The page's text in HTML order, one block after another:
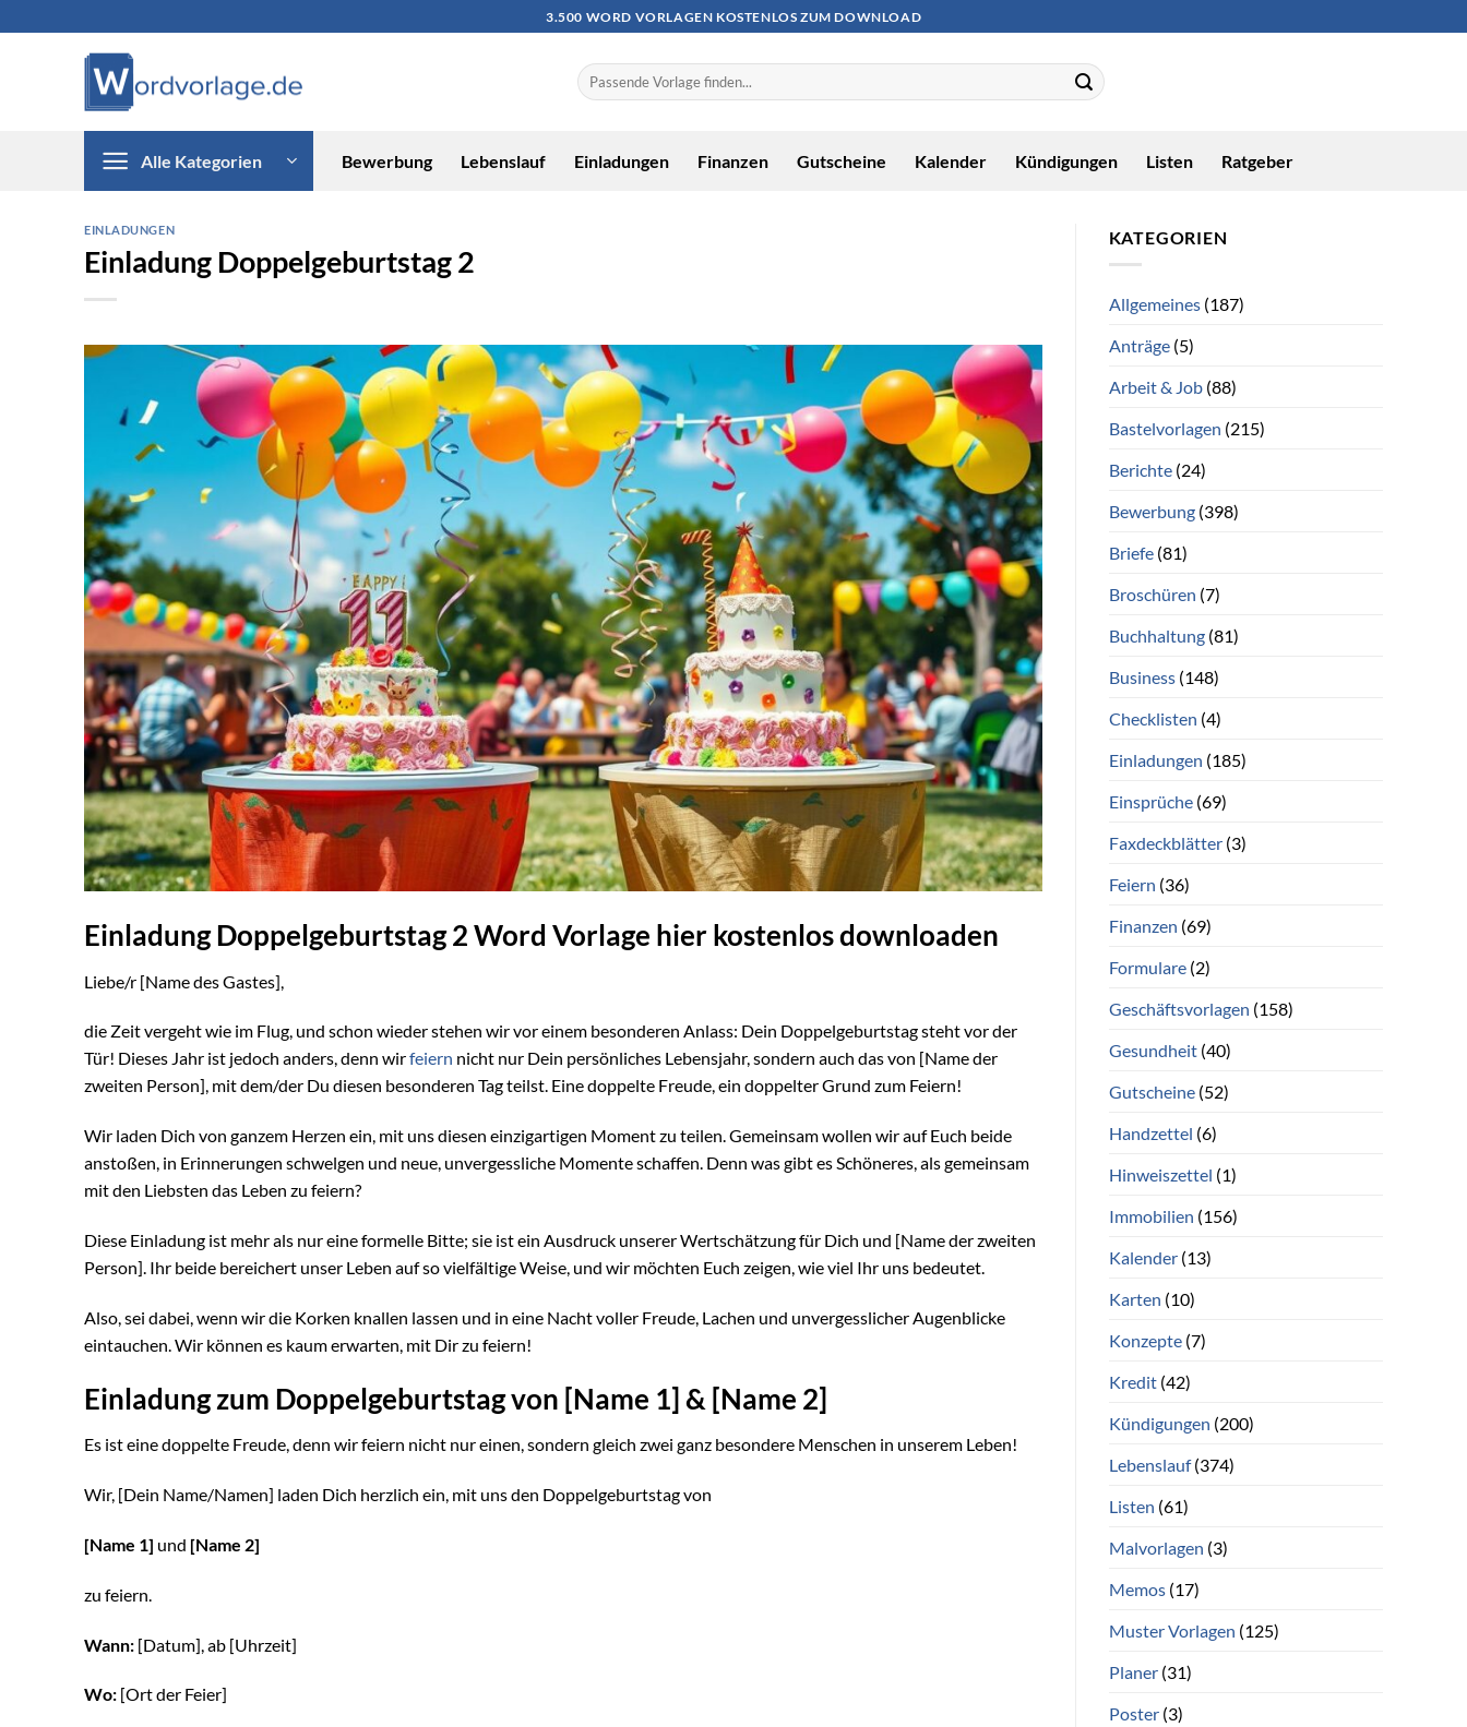
3.500 WORD VORLAGEN KOSTENLOS ZUM DOWNLOAD
Alle Kategorien Bewerbung Lebenslauf Einladungen Finanzen Gutscheine Kalender Kündigungen Listen Ratgeber
EINLADUNGEN
Einladung Doppelgeburtstag 2
Einladung Doppelgeburtstag 2 Word Vorlage hier kostenlos downloaden
Liebe/r [Name des Gastes],
die Zeit vergeht wie im Flug, und schon wieder stehen wir vor einem besonderen Anlass: Dein Doppelgeburtstag steht vor der
Tür! Dieses Jahr ist jedoch anders, denn wirfeiern nicht nur Dein persönliches Lebensjahr, sondern auch das von [Name der
zweiten Person], mit dem/der Du diesen besonderen Tag teilst. Eine doppelte Freude, ein doppelter Grund zum Feiern!
Wir laden Dich von ganzem Herzen ein, mit uns diesen einzigartigen Moment zu teilen. Gemeinsam wollen wir auf Euch beide
anstoßen, in Erinnerungen schwelgen und neue, unvergessliche Momente schaffen. Denn was gibt es Schöneres, als gemeinsam
mit den Liebsten das Leben zu feiern?
Diese Einladung ist mehr als nur eine formelle Bitte; sie ist ein Ausdruck unserer Wertschätzung für Dich und [Name der zweiten
Person]. Ihr beide bereichert unser Leben auf so vielfältige Weise, und wir möchten Euch zeigen, wie viel Ihr uns bedeutet.
Also, sei dabei, wenn wir die Korken knallen lassen und in eine Nacht voller Freude, Lachen und unvergesslicher Augenblicke
eintauchen. Wir können es kaum erwarten, mit Dir zu feiern!
Einladung zum Doppelgeburtstag von [Name 1] & [Name 2]
Es ist eine doppelte Freude, denn wir feiern nicht nur einen, sondern gleich zwei ganz besondere Menschen in unserem Leben!
Wir, [Dein Name/Namen] laden Dich herzlich ein, mit uns den Doppelgeburtstag von
[Name 1] und [Name 2]
zu feiern.
Wann: [Datum], ab [Uhrzeit]
Wo: [Ort der Feier]
KATEGORIEN
Allgemeines(187)
Anträge(5)
Arbeit & Job(88)
Bastelvorlagen (215)
Berichte(24)
Bewerbung(398)
Briefe(81)
Broschüren (7)
Buchhaltung(81)
Business(148)
Checklisten (4)
Einladungen (185)
Einsprüche(69)
Faxdeckblätter(3)
Feiern (36)
Finanzen (69)
Formulare(2)
Geschäftsvorlagen (158)
Gesundheit(40)
Gutscheine(52)
Handzettel (6)
Hinweiszettel (1)
Immobilien (156)
Kalender(13)
Karten (10)
Konzepte(7)
Kredit(42)
Kündigungen (200)
Lebenslauf(374)
Listen (61)
Malvorlagen (3)
Memos(17)
Muster Vorlagen (125)
Planer(31)
Poster(3)